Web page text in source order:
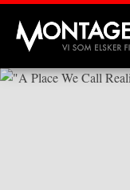
Montages